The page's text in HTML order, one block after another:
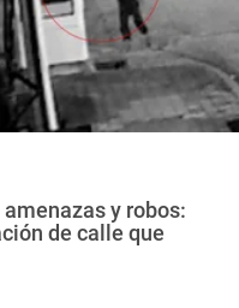
y robos:
de calle que